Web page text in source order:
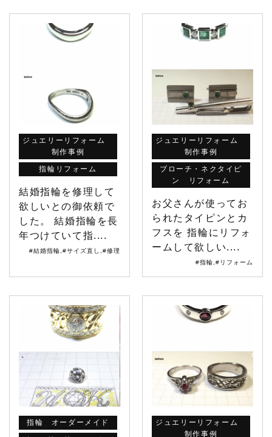
ジュエリーリフォーム
制作事例
指輪リフォーム
結婚指輪を修理して
欲しいとの御依頼で
した。 結婚指輪を長
年つけていて指....
#結婚指輪 #サイズ直し #修理
ジュエリーリフォーム
制作事例
ブローチ・ネクタイピ
ン リフォーム
お父さんが使ってお
られたタイピンとカ
フスを 指輪にリフォ
ームして欲しい....
#指輪 #リフォーム
指輪 オーダーメイド
ジュエリーリフォーム
制作事例